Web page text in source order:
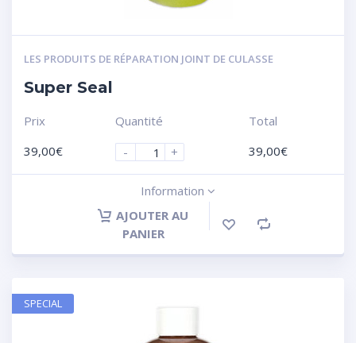
LES PRODUITS DE RÉPARATION JOINT DE CULASSE
Super Seal
Prix
39,00€
Quantité
-
+
Total
39,00€
Information
AJOUTER AU
PANIER
SPECIAL